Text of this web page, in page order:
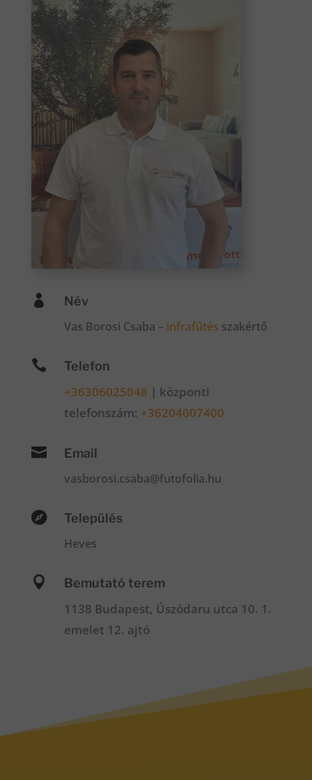
 Név
Vas Borosi Csaba – infrafűtés szakértő
 Telefon
+36306025048 | központi
telefonszám: +36204007400
 Email
vasborosi.csaba@futofolia.hu
 Település
Heves
 Bemutató terem
1138 Budapest, Úszódaru utca 10. 1.
emelet 12. ajtó